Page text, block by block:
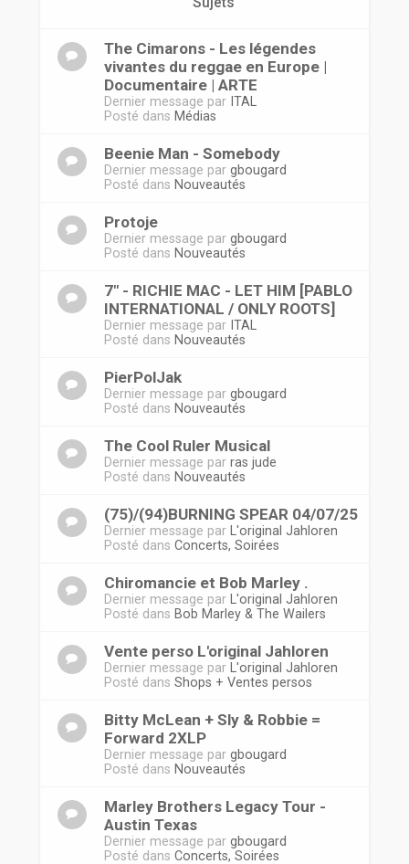
The Cimarons - Les légendes
vivantes du reggae en Europe |
Documentaire | ARTE
Dernier message par ITAL
Posté dans Médias
Beenie Man - Somebody
Dernier message par gbougard
Posté dans Nouveautés
Protoje
Dernier message par gbougard
Posté dans Nouveautés
7" - RICHIE MAC - LET HIM [PABLO
INTERNATIONAL / ONLY ROOTS]
Dernier message par ITAL
Posté dans Nouveautés
PierPolJak
Dernier message par gbougard
Posté dans Nouveautés
The Cool Ruler Musical
Dernier message par ras jude
Posté dans Nouveautés
(75)/(94)BURNING SPEAR 04/07/25
Dernier message par
L'original Jahloren
Posté dans Concerts, Soirées
Chiromancie et Bob Marley .
Dernier message par
L'original Jahloren
Posté dans Bob Marley & The Wailers
Vente perso L'original Jahloren
Dernier message par
L'original Jahloren
Posté dans Shops + Ventes persos
Bitty McLean + Sly & Robbie =
Forward 2XLP
Dernier message par gbougard
Posté dans Nouveautés
Marley Brothers Legacy Tour -
Austin Texas
Dernier message par gbougard
Posté dans Concerts, Soirées